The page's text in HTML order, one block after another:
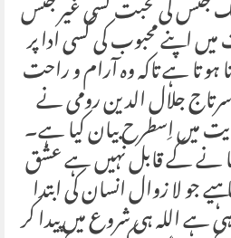
جنس کی محبت کسی غیر جنس
اپنے محبوب کی کسی ادا پر
تا ہے تاکہ وہ آرام و راحت
جلال الدین رومی نے
یت میں اِسطرح بیان کیا ہے۔
نے کے قابل نہیں ہے عشق
جو لا زوال انسان کی ابتدا
ہے اللہ ہی شروع میں پیدا کر